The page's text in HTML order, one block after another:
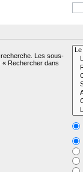
Les sous-
« Rechercher dans